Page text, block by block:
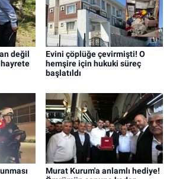
değil
Evini çöplüğe çevirmişti! O
hemşire için hukuki süreç
başlatıldı
Murat Kurum'a anlamlı hediye!